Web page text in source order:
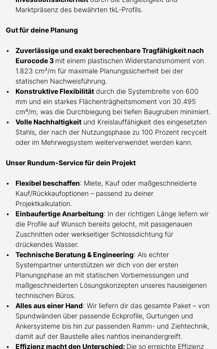
Marktpräsenz des bewährten tkL-Profils.
Gut für deine Planung
Zuverlässige und exakt berechenbare Tragfähigkeit nach
Eurocode 3 mit einem plastischen Widerstandsmoment von
1.823 cm³/m für maximale Planungssicherheit bei der
statischen Nachweisführung.
Konstruktive Flexibilität durch die Systembreite von 600
mm und ein starkes Flächenträgheitsmoment von 30.495
cm⁴/m, was die Durchbiegung bei tiefen Baugruben minimiert.
Volle Nachhaltigkeit und Kreislauffähigkeit des eingesetzten
Stahls, der nach der Nutzungsphase zu 100 Prozent recycelt
oder im Mehrwegsystem weiterverwendet werden kann.
Unser Rundum-Service für dein Projekt
Flexibel beschaffen: Miete, Kauf oder maßgeschneiderte
Kauf/Rückkaufoptionen – passend zu deiner
Projektkalkulation.
Einbaufertige Anarbeitung: In der richtigen Länge liefern wir
die Profile auf Wunsch bereits gelocht, mit passgenauen
Zuschnitten oder werkseitiger Schlossdichtung für
drückendes Wasser.
Technische Beratung & Engineering: Als echter
Systempartner unterstützen wir dich von der ersten
Planungsphase an mit statischen Vorbemessungen und
maßgeschneiderten Lösungskonzepten unseres hauseigenen
technischen Büros.
Alles aus einer Hand: Wir liefern dir das gesamte Paket – von
Spundwänden über passende Eckprofile, Gurtungen und
Ankersysteme bis hin zur passenden Ramm- und Ziehtechnik,
damit auf der Baustelle alles nahtlos ineinandergreift.
Effizienz macht den Unterschied: Die so erreichte Effizienz